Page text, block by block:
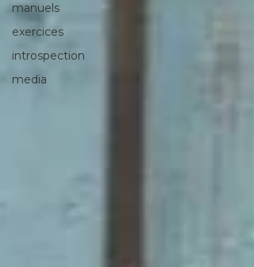
manuels
exercices
introspection
media